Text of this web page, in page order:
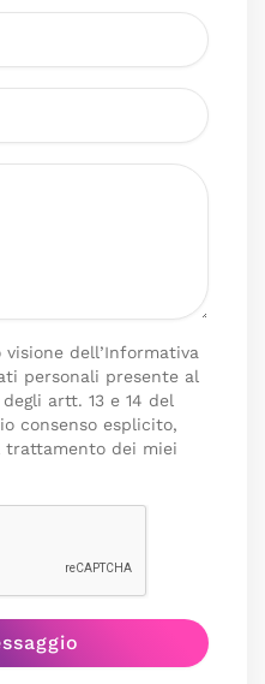
dell’Informativa
personali presente al
artt. 13 e 14 del
consenso esplicito,
dei miei